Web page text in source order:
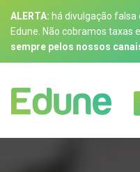
ALERTA: há divulgação falsa
Edune. Não cobramos taxas
sempre pelos nossos